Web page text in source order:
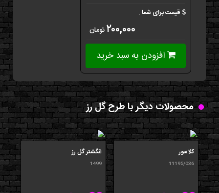
قیمت برای شما:
۲۰۰,۰۰۰تومان
افزودن به سبد خرید
محصولات دیگر با طرح گل رز
کلاسور
11195/036
انگشتر گل رز
1499